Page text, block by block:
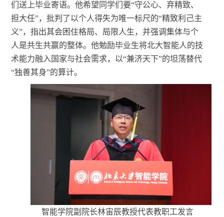
们送上毕业寄语。他希望同学们要“守公心、弃精致、
担大任”，批判了以个人得失为唯一标尺的“精致利己主
义”，指出其会困住格局、局限人生，并强调集体与个
人是共生共赢的整体。他勉励毕业生将北大智能人的技
术能力融入国家与社会需求，以“兼济天下”的坦荡替代
“独善其身”的算计。
智能学院副院长林宙辰教授代表教职工发言